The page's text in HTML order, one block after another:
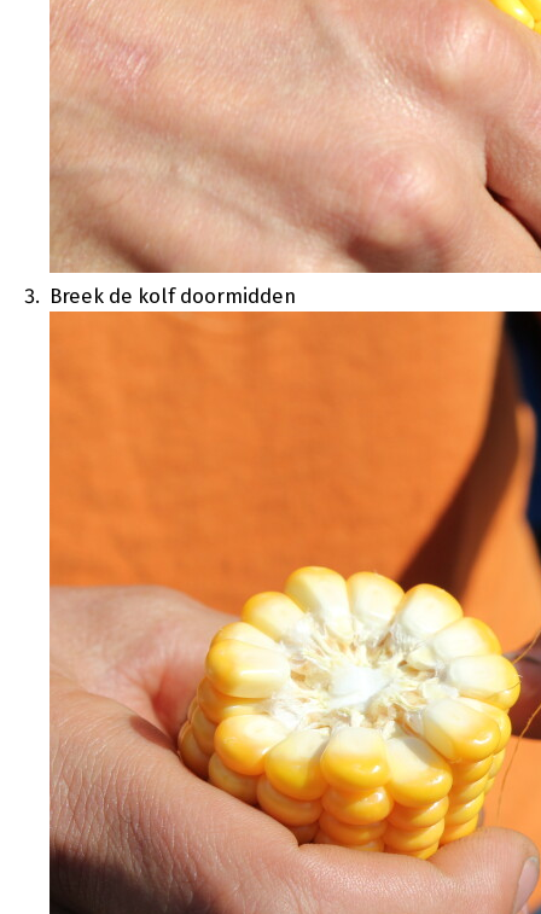
Breek de kolf doormidden